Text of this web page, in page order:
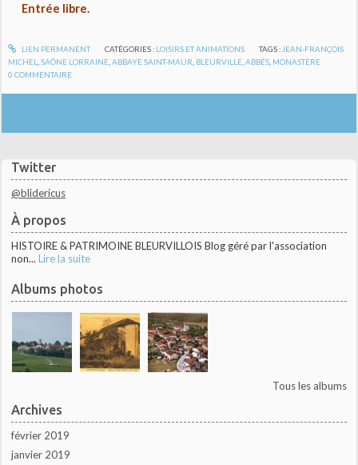
Twitter
@blidericus
À propos
HISTOIRE & PATRIMOINE BLEURVILLOIS Blog géré par l'association
non... Lire la suite
Albums photos
Tous les albums
Archives
février 2019
janvier 2019
Entrée libre.
LIEN PERMANENT CATÉGORIES : LOISIRS ET ANIMATIONS TAGS : JEAN-FRANÇOIS
MICHEL ,SAÔNE LORRAINE ,ABBAYE SAINT-MAUR BLEURVILLE ,ABBÉS MONASTÈRE
0 COMMENTAIRE